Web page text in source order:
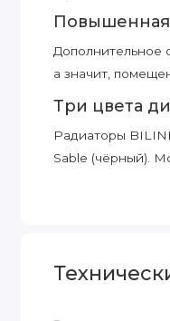
Повышенная
Дополнительное
а значит,
Три цвета
Радиаторы
Sable (чёрный).
Oxsilan®